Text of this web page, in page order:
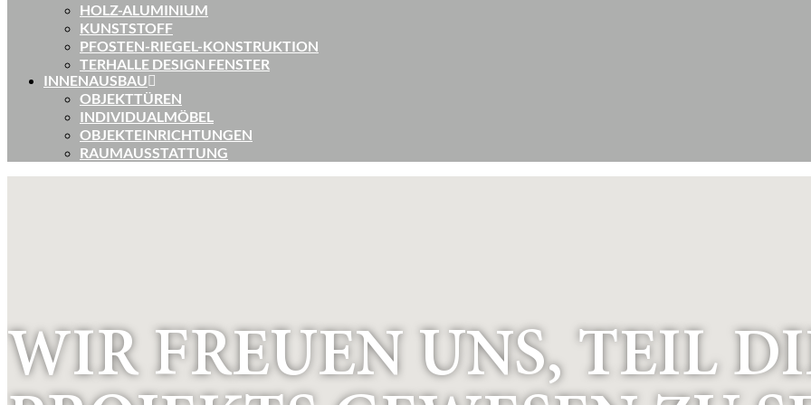
HOLZ-ALUMINIUM
KUNSTSTOFF
PFOSTEN-RIEGEL-KONSTRUKTION
TERHALLE DESIGN FENSTER
INNENAUSBAU
OBJEKTTÜREN
INDIVIDUALMÖBEL
OBJEKTEINRICHTUNGEN
RAUMAUSSTATTUNG
WIR FREUEN UNS, TEIL